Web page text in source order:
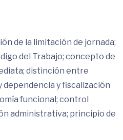
de la limitación de jornada;
del Trabajo; concepto de
distinción entre
dependencia y fiscalización
funcional; control
administrativa; principio de